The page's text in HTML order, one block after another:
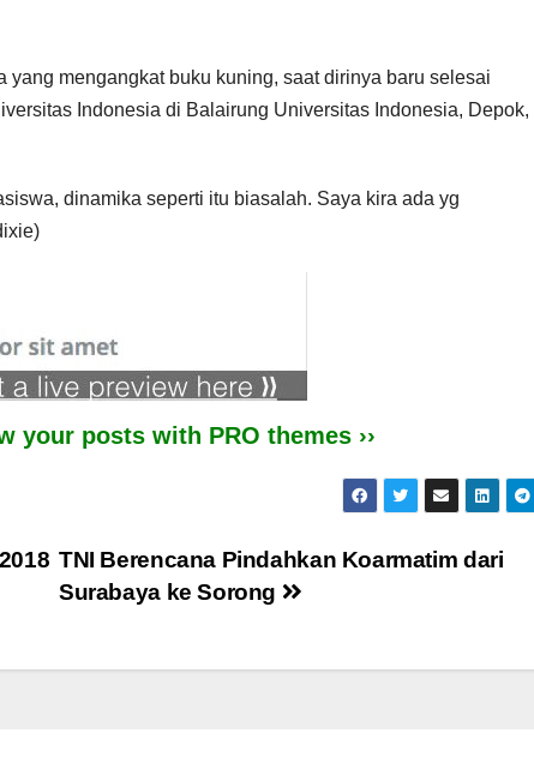
mengangkat buku kuning, saat dirinya baru selesai
Indonesia di Balairung Universitas Indonesia, Depok,
dinamika seperti itu biasalah. Saya kira ada yg
your posts with PRO themes ››
TNI Berencana Pindahkan Koarmatim dari
Surabaya ke Sorong